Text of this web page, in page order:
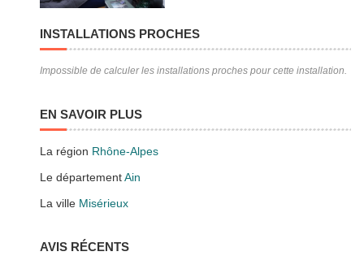
INSTALLATIONS PROCHES
Impossible de calculer les installations proches pour cette installation.
EN SAVOIR PLUS
La région Rhône-Alpes
Le départementAin
La ville Misérieux
AVIS RÉCENTS